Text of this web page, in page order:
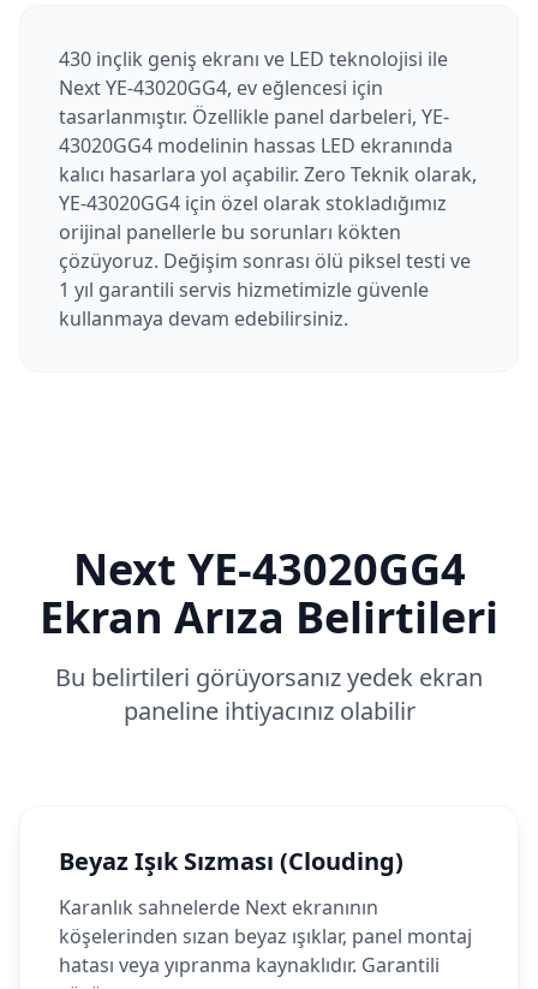
430 inçlik geniş ekranı ve LED teknolojisi ile
Next YE-43020GG4, ev eğlencesi için
tasarlanmıştır. Özellikle panel darbeleri, YE-
43020GG4 modelinin hassas LED ekranında
kalıcı hasarlara yol açabilir. Zero Teknik olarak,
YE-43020GG4 için özel olarak stokladığımız
orijinal panellerle bu sorunları kökten
çözüyoruz. Değişim sonrası ölü piksel testi ve
1 yıl garantili servis hizmetimizle güvenle
kullanmaya devam edebilirsiniz.
Next YE-43020GG4
Ekran Arıza Belirtileri
Bu belirtileri görüyorsanız yedek ekran
paneline ihtiyacınız olabilir
Beyaz Işık Sızması (Clouding)
Karanlık sahnelerde Next ekranının
köşelerinden sızan beyaz ışıklar, panel montaj
hatası veya yıpranma kaynaklıdır. Garantili